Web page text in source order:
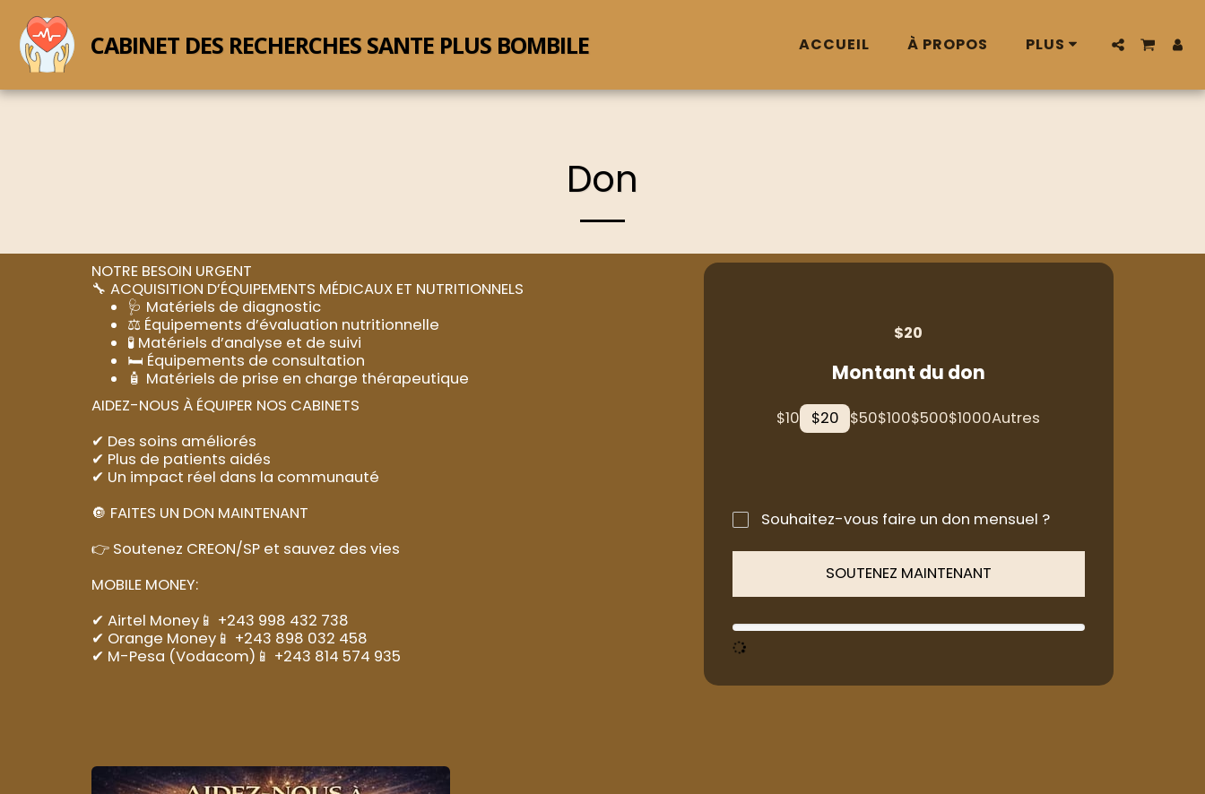
CABINET DES RECHERCHES SANTE PLUS BOMBILE ACCUEIL À PROPOS PLUS
Don
NOTRE BESOIN URGENT
🔧 ACQUISITION D’ÉQUIPEMENTS MÉDICAUX ET NUTRITIONNELS
🩺 Matériels de diagnostic
⚖️ Équipements d’évaluation nutritionnelle
🧪 Matériels d’analyse et de suivi
🛏️ Équipements de consultation
🧴 Matériels de prise en charge thérapeutique
AIDEZ-NOUS À ÉQUIPER NOS CABINETS
✔ Des soins améliorés
✔ Plus de patients aidés
✔ Un impact réel dans la communauté
🔘 FAITES UN DON MAINTENANT
👉 Soutenez CREON/SP et sauvez des vies
MOBILE MONEY:
✔ Airtel Money📱 +243 998 432 738
✔ Orange Money📱 +243 898 032 458
✔ M-Pesa (Vodacom)📱 +243 814 574 935
$20
Montant du don
$10 $20 $50$100$500$1000Autres
Souhaitez-vous faire un don mensuel ?
SOUTENEZ MAINTENANT